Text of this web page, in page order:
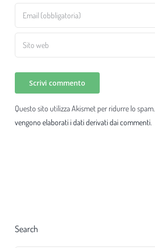
Questo sito utilizza Akismet per ridurre lo spam.
vengono elaborati i dati derivati dai commenti.
Search